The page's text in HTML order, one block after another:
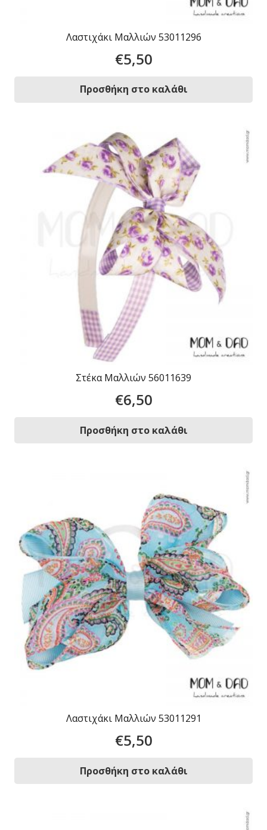
Λαστιχάκι Μαλλιών 53011296
€5,50
Προσθήκη στο καλάθι
Στέκα Μαλλιών 56011639
€6,50
Προσθήκη στο καλάθι
Λαστιχάκι Μαλλιών 53011291
€5,50
Προσθήκη στο καλάθι